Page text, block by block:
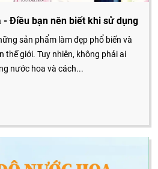
- Điều bạn nên biết khi sử dụng
sản phẩm làm đẹp phổ biến và
thế giới. Tuy nhiên, không phải ai
nước hoa và cách...